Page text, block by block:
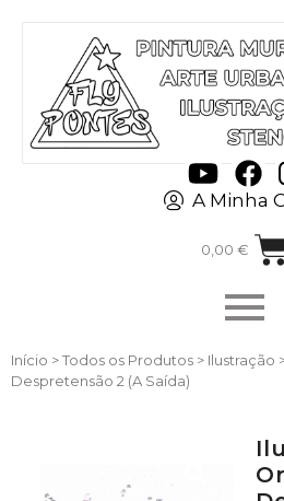
A Minha
0,00 €
Início >Todos os Produtos > Ilustração
Despretensão 2 (A Saída)